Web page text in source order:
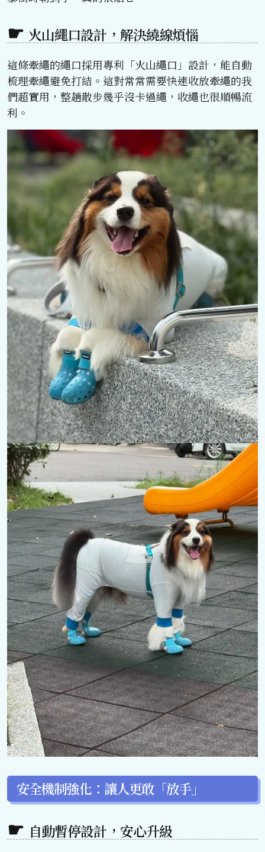
火山繩口設計，解決繞線煩惱
這條牽繩的繩口採用專利「火山繩口」設計，能自動
梳理牽繩避免打結。這對常常需要快速收放牽繩的我
們超實用，整趟散步幾乎沒卡過繩，收繩也很順暢流
利。
安全機制強化：讓人更敢「放手」
自動暫停設計，安心升級